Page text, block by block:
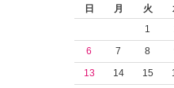
日
月 火
1
6
7 8
13
14 15